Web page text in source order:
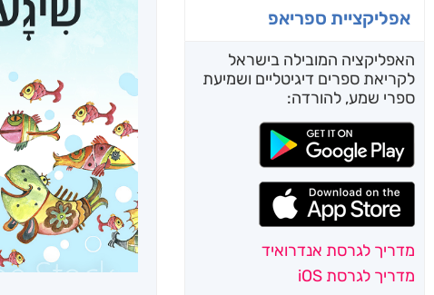
אפליקציית ספריאפ
האפליקציה המובילה בישראל
לקריאת ספרים דיגיטליים ושמיעת
ספרי שמע, להורדה:
מדריך לגרסת אנדרואיד
מדריך לגרסת iOS